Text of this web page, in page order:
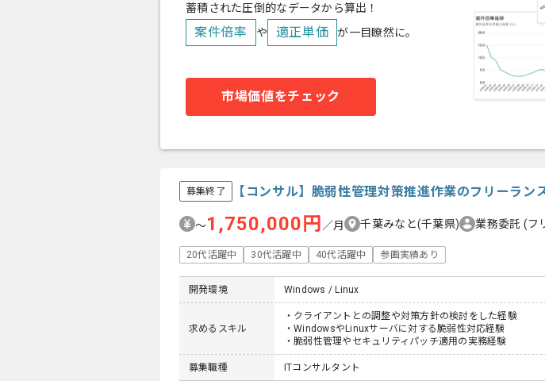
蓄積された圧倒的なデータから算出！
案件倍率 や 適正単価 が一目瞭然に。
市場価値をチェック
募集終了 【コンサル】脆弱性管理対策推進作業のフリーラン
〜1,750,000円 ／月 千葉みなと(千葉県) 業務委託 (フ
20代活躍中 30代活躍中 40代活躍中 参画実績あり
開発環境 Windows / Linux
求めるスキル
・クライアントとの調整や対策方針の検討をした経験
・WindowsやLinuxサーバに対する脆弱性対応経験
・脆弱性管理やセキュリティパッチ適用の実務経験
募集職種 ITコンサルタント